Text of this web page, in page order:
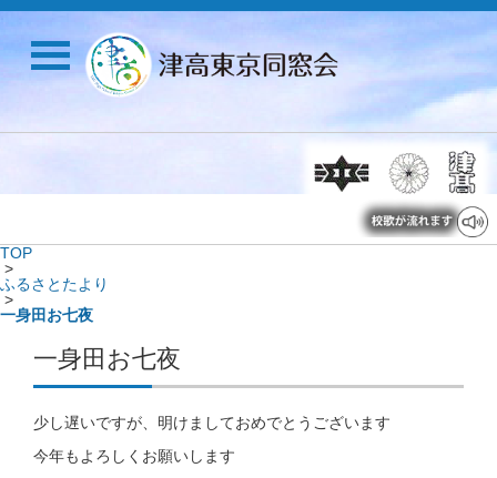
TOP
>
ふるさとたより
>
一身田お七夜
一身田お七夜
少し遅いですが、明けましておめでとうございます
今年もよろしくお願いします